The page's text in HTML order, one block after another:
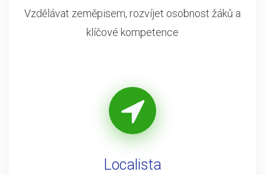
Vzdělávat zeměpisem, rozvíjet osobnost žáků a
klíčové kompetence
Localista